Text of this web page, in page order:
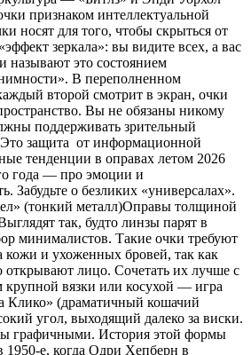
признаком интеллектуальной
носят для того, чтобы скрыться от
зеркала»: вы видите всех, а вас
называют это состоянием
В переполненном
второй смотрит в экран, очки
Вы не обязаны никому
поддерживать зрительный
Это защита от информационной
тенденции в оправах летом 2026
года — про эмоции и
Забудьте о безликих «универсалах».
(тонкий металл)Оправы толщиной
так, будто линзы парят в
минималистов. Такие очки требуют
кожи и ухоженных бровей, так как
открывают лицо. Сочетать их лучше с
крупной вязки или косухой — игра
Клико» (драматичный кошачий
угол, выходящий далеко за виски.
графичными. История этой формы
1950-е, когда Одри Хепберн в